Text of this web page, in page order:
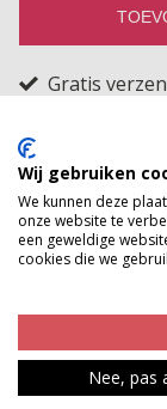
Gratis
Bekijk
Less is more,
Deze top is
nonchalante
flowy trousers.
garderobe.
Wij gebruiken
We kunnen deze
onze website te
een geweldige
cookies die we
Nee, pas